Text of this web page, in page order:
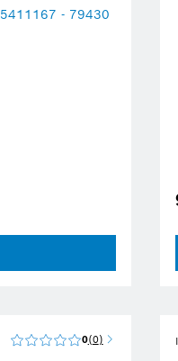
0 0